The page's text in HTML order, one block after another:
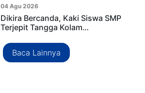
04 Agu 2026
Dikira Bercanda, Kaki Siswa SMP
Terjepit Tangga Kolam…
Baca Lainnya